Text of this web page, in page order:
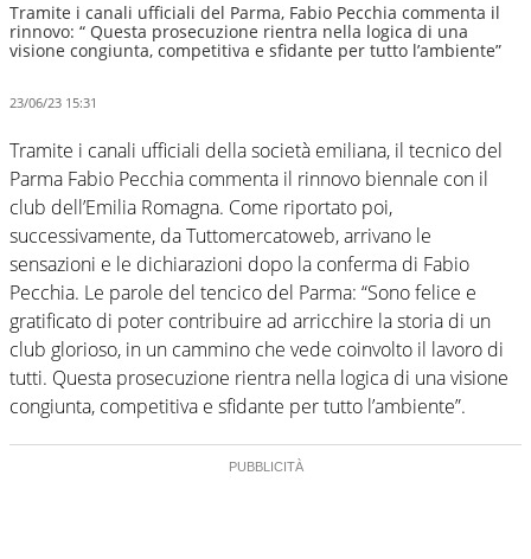
Tramite i canali ufficiali del Parma, Fabio Pecchia commenta il
rinnovo: “ Questa prosecuzione rientra nella logica di una
visione congiunta, competitiva e sfidante per tutto l’ambiente”
23/06/23 15:31
Tramite i canali ufficiali della società emiliana, il tecnico del
Parma Fabio Pecchia commenta il rinnovo biennale con il
club dell’Emilia Romagna. Come riportato poi,
successivamente, da Tuttomercatoweb, arrivano le
sensazioni e le dichiarazioni dopo la conferma di Fabio
Pecchia. Le parole del tencico del Parma: “Sono felice e
gratificato di poter contribuire ad arricchire la storia di un
club glorioso, in un cammino che vede coinvolto il lavoro di
tutti. Questa prosecuzione rientra nella logica di una visione
congiunta, competitiva e sfidante per tutto l’ambiente”.